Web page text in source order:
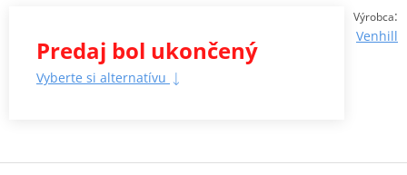
Výrobca:
Venhill
Predaj bol ukončený
Vyberte si alternatívu